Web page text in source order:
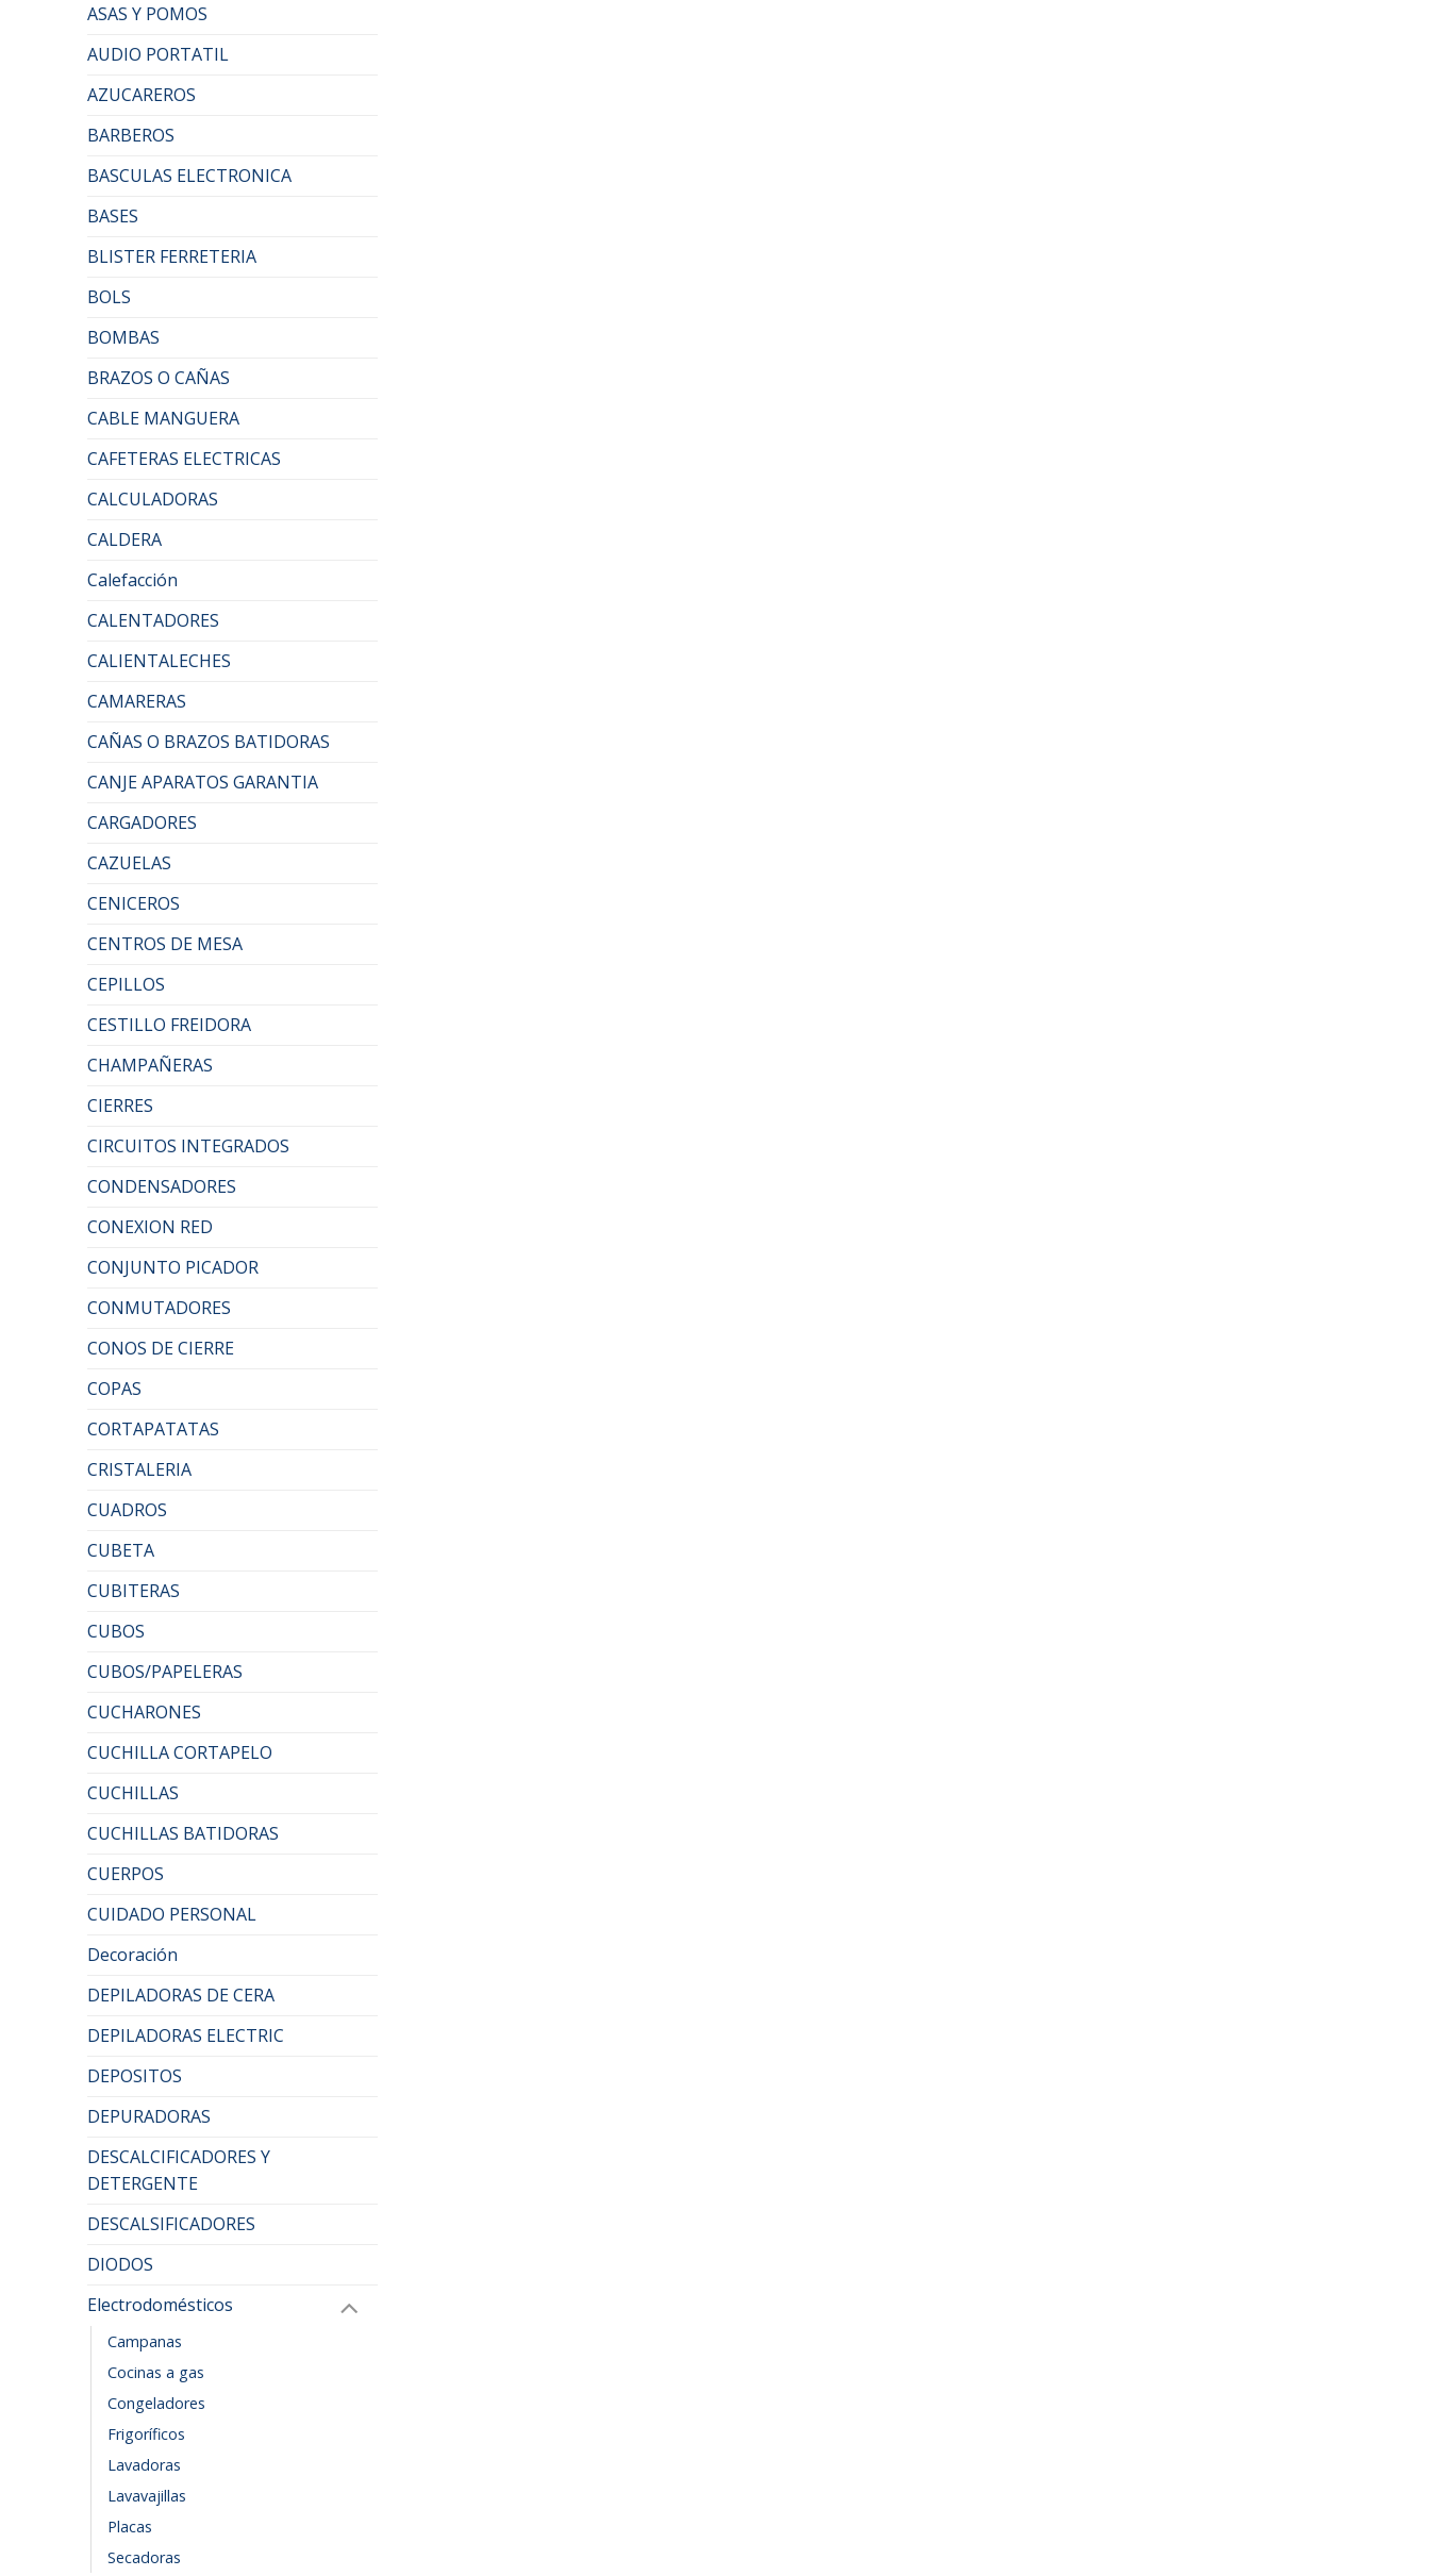
ASAS Y POMOS
AUDIO PORTATIL
AZUCAREROS
BARBEROS
BASCULAS ELECTRONICA
BASES
BLISTER FERRETERIA
BOLS
BOMBAS
BRAZOS O CAÑAS
CABLE MANGUERA
CAFETERAS ELECTRICAS
CALCULADORAS
CALDERA
Calefacción
CALENTADORES
CALIENTALECHES
CAMARERAS
CAÑAS O BRAZOS BATIDORAS
CANJE APARATOS GARANTIA
CARGADORES
CAZUELAS
CENICEROS
CENTROS DE MESA
CEPILLOS
CESTILLO FREIDORA
CHAMPAÑERAS
CIERRES
CIRCUITOS INTEGRADOS
CONDENSADORES
CONEXION RED
CONJUNTO PICADOR
CONMUTADORES
CONOS DE CIERRE
COPAS
CORTAPATATAS
CRISTALERIA
CUADROS
CUBETA
CUBITERAS
CUBOS
CUBOS/PAPELERAS
CUCHARONES
CUCHILLA CORTAPELO
CUCHILLAS
CUCHILLAS BATIDORAS
CUERPOS
CUIDADO PERSONAL
Decoración
DEPILADORAS DE CERA
DEPILADORAS ELECTRIC
DEPOSITOS
DEPURADORAS
DESCALCIFICADORES Y
DETERGENTE
DESCALSIFICADORES
DIODOS
Electrodomésticos
Campanas
Cocinas a gas
Congeladores
Frigoríficos
Lavadoras
Lavavajillas
Placas
Secadoras